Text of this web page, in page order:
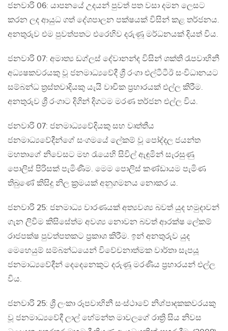
ජනවාරි 06: යාපනයේ උදයන් පුවත් පත වසා දමන ලෙසට
කරන ලද ආයුධ ගත් දේශපාලන පක්ෂයක් විසින් කළ තර්ජනය.
අනතුරුව එම පුවත්පතට එරෙහිව දරුණූ මර්ධනයක් දියත් විය.
ජනවාරි 07: අමාත්‍ය ඩග්ලස් දේවානන්ද විසින් ශක්ති රෑපවාහිනී
අධ්‍යෂකවරයකු වූ ජනමාධ්‍යවේදී ශ්‍රී රංගා එල්ටීටීඊ සංවිධානයට
සම්බන්ධ ත්‍රස්තවාදියකු යැයි වාචික ප්‍රහාරයක් එල්ල කිරීම.
අනතුරුව ශ්‍රී රංගාට දිගින් දිගටම මරණ තර්ජන එල්ල විය.
ජනවාරි 07: ජනමාධ්‍යවේදියකු සහ වෘත්තීය
ජනමාධ්‍යවේදීන්ගේ සංගමයේ ලේකම් වූ පෝද්දල ජයන්ත
මහතාගේ නිවෙසට මහ රැයෙහි සිවිල් ඇඳුමින් සැරසුණු
පොලිස් පිරිසක් පැමිණීම. මෙම පොලිස් කණ්ඩායම පැමිණ
තිබුණේ කිසිදු නිල ක්‍රමයක් අනුගමනය නොකර ය.
ජනවාරි 25: ජනමාධ්‍ය වාරණයක් අත්‍යවශ්‍ය බවත් යුද හමුදාවන්
ගැන ලිවීම කිසිසේත්ම අවශ්‍ය නොවන බවත් ආරක්ෂ ලේකම්
රාජපක්ෂ පුවත්පතකට ප්‍රකාශ කිරීම. ඉන් අනතුරුව යුද
මෙහෙයුම් සම්බන්ධයෙන් විවේචනාත්මක වාර්තා සැපයූ
ජනමාධ්‍යවේදීන් දෙදෙනෙකුට දරුණූ මරණිය ප්‍රහාරයන් එල්ල
විය.
ජනවාරි 25: ශ්‍රී ලංකා රූපවාහිනී සංස්ථාවේ නිශ්පාදකකවරයකු
වූ ජනමාධ්‍යවේදී ලාල් හේමන්ත මාවලගේ රාත්‍රි සිය නිවස